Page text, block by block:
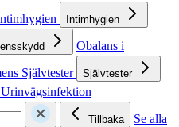
Intimhygien
Obalans i
Självtester Självtester
Urinvägsinfektion
Tillbaka
Se alla